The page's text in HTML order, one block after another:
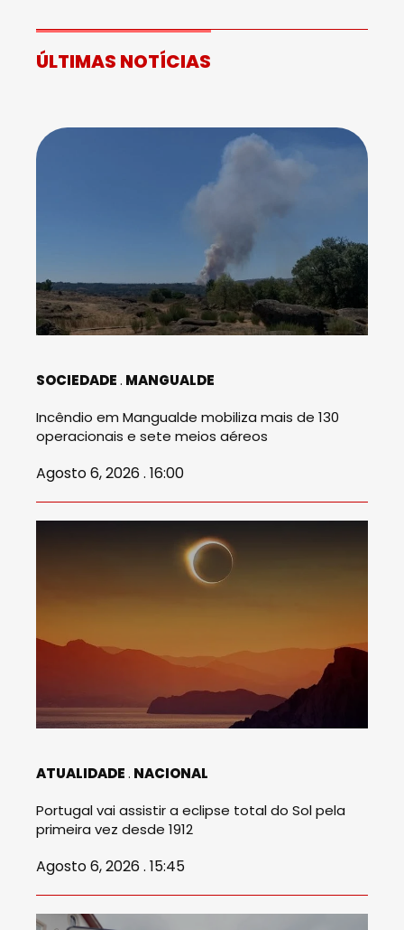
ÚLTIMAS NOTÍCIAS
SOCIEDADE MANGUALDE
Incêndio em Mangualde mobiliza mais de 130
operacionais e sete meios aéreos
Agosto 6, 2026 . 16:00
ATUALIDADE NACIONAL
Portugal vai assistir a eclipse total do Sol pela
primeira vez desde 1912
Agosto 6, 2026 . 15:45